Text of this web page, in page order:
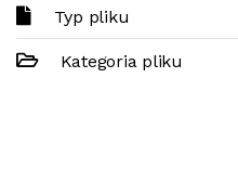
Typ pliku
Kategoria pliku